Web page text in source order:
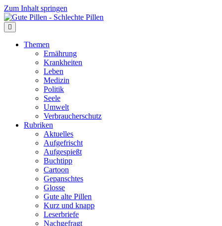
Zum Inhalt springen
Themen
Ernährung
Krankheiten
Leben
Medizin
Politik
Seele
Umwelt
Verbraucherschutz
Rubriken
Aktuelles
Aufgefrischt
Aufgespießt
Buchtipp
Cartoon
Gepanschtes
Glosse
Gute alte Pillen
Kurz und knapp
Leserbriefe
Nachgefragt